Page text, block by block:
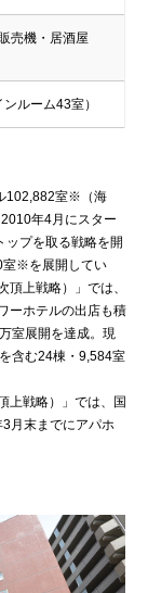
売機・居酒屋
ルーム43室）
102,882室※（海
年4月にスター
ップを取る戦略を開
室※を展開してい
上戦略）」では、
ーホテルの出店も積
室展開を達成。現
含む24棟・9,584室
上戦略）」では、国
月末までにアパホ